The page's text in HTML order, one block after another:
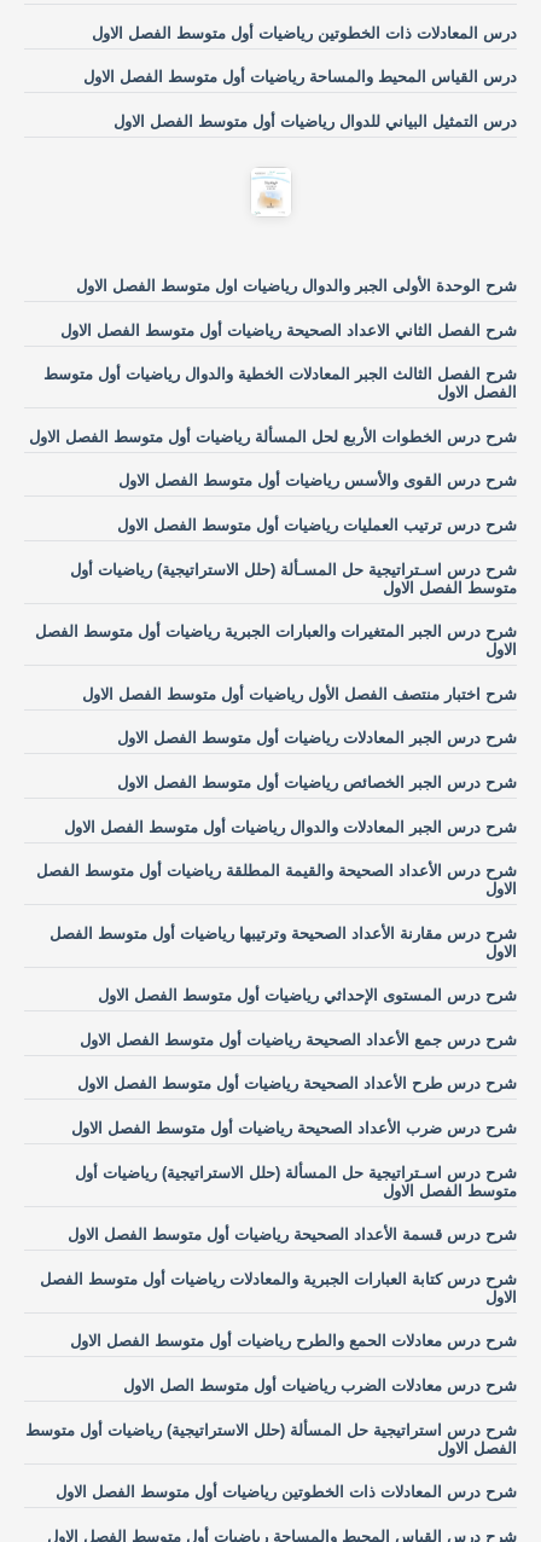
درس المعادلات ذات الخطوتين رياضيات أول متوسط الفصل الاول
درس القياس المحيط والمساحة رياضيات أول متوسط الفصل الاول
درس التمثيل البياني للدوال رياضيات أول متوسط الفصل الاول
شرح الوحدة الأولى الجبر والدوال رياضيات اول متوسط الفصل الاول
شرح الفصل الثاني الاعداد الصحيحة رياضيات أول متوسط الفصل الاول
شرح الفصل الثالث الجبر المعادلات الخطية والدوال رياضيات أول متوسط
الفصل الاول
شرح درس الخطوات الأربع لحل المسألة رياضيات أول متوسط الفصل الاول
شرح درس القوى والأسس رياضيات أول متوسط الفصل الاول
شرح درس ترتيب العمليات رياضيات أول متوسط الفصل الاول
شرح درس اسـتراتيجية حل المسـألة (حلل الاستراتيجية) رياضيات أول
متوسط الفصل الاول
شرح درس الجبر المتغيرات والعبارات الجبرية رياضيات أول متوسط الفصل
الاول
شرح اختبار منتصف الفصل الأول رياضيات أول متوسط الفصل الاول
شرح درس الجبر المعادلات رياضيات أول متوسط الفصل الاول
شرح درس الجبر الخصائص رياضيات أول متوسط الفصل الاول
شرح درس الجبر المعادلات والدوال رياضيات أول متوسط الفصل الاول
شرح درس الأعداد الصحيحة والقيمة المطلقة رياضيات أول متوسط الفصل
الاول
شرح درس مقارنة الأعداد الصحيحة وترتيبها رياضيات أول متوسط الفصل
الاول
شرح درس المستوى الإحداثي رياضيات أول متوسط الفصل الاول
شرح درس جمع الأعداد الصحيحة رياضيات أول متوسط الفصل الاول
شرح درس طرح الأعداد الصحيحة رياضيات أول متوسط الفصل الاول
شرح درس ضرب الأعداد الصحيحة رياضيات أول متوسط الفصل الاول
شرح درس اسـتراتيجية حل المسألة (حلل الاستراتيجية) رياضيات أول
متوسط الفصل الاول
شرح درس قسمة الأعداد الصحيحة رياضيات أول متوسط الفصل الاول
شرح درس كتابة العبارات الجبرية والمعادلات رياضيات أول متوسط الفصل
الاول
شرح درس معادلات الحمع والطرح رياضيات أول متوسط الفصل الاول
شرح درس معادلات الضرب رياضيات أول متوسط الصل الاول
شرح درس استراتيجية حل المسألة (حلل الاستراتيجية) رياضيات أول متوسط
الفصل الاول
شرح درس المعادلات ذات الخطوتين رياضيات أول متوسط الفصل الاول
شرح درس القياس المحيط والمساحة رياضيات أول متوسط الفصل الاول